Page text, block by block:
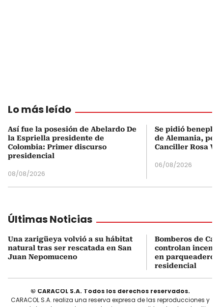
Lo más leído
Así fue la posesión de Abelardo De
la Espriella presidente de
Colombia: Primer discurso
presidencial
08/08/2026
Se pidió
de Alemania,
Canciller Rosa
06/08/2026
Últimas Noticias
Una zarigüeya volvió a su hábitat
natural tras ser rescatada en San
Juan Nepomuceno
Bomberos de
controlan
en parqueadero
residencial
© CARACOL S.A. Todos los derechos reservados.
CARACOL S.A. realiza una reserva expresa de las reproducciones y